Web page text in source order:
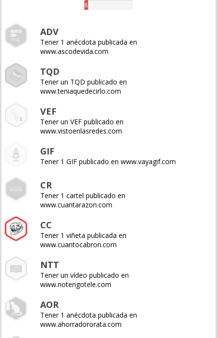
8%
ADV
Tener 1 anécdota publicada en
www.ascodevida.com
TQD
Tener un TQD publicado en
www.teniaquedecirlo.com
VEF
Tener un VEF publicado en
www.vistoenlasredes.com
GIF
Tener 1 GIF publicado en www.vayagif.com
CR
Tener 1 cartel publicado en
www.cuantarazon.com
CC
Tener 1 viñeta publicada en
www.cuantocabron.com
NTT
Tener un vídeo publicado en
www.notengotele.com
AOR
Tener 1 anécdota publicada en
www.ahorradororata.com